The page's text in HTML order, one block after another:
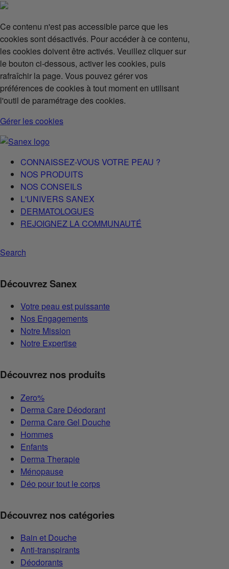
Ce contenu n'est pas accessible parce que les
cookies sont désactivés. Pour accéder à ce contenu,
les cookies doivent être activés. Veuillez cliquer sur
le bouton ci-dessous, activer les cookies, puis
rafraîchir la page. Vous pouvez gérer vos
préférences de cookies à tout moment en utilisant
l'outil de paramétrage des cookies.
Gérer les cookies
CONNAISSEZ-VOUS VOTRE PEAU ?
NOS PRODUITS
NOS CONSEILS
L'UNIVERS SANEX
DERMATOLOGUES
REJOIGNEZ LA COMMUNAUTÉ
Search
Découvrez Sanex
Votre peau est puissante
Nos Engagements
Notre Mission
Notre Expertise
Découvrez nos produits
Zero%
Derma Care Déodorant
Derma Care Gel Douche
Hommes
Enfants
Derma Therapie
Ménopause
Déo pour tout le corps
Découvrez nos catégories
Bain et Douche
Anti-transpirants
Déodorants